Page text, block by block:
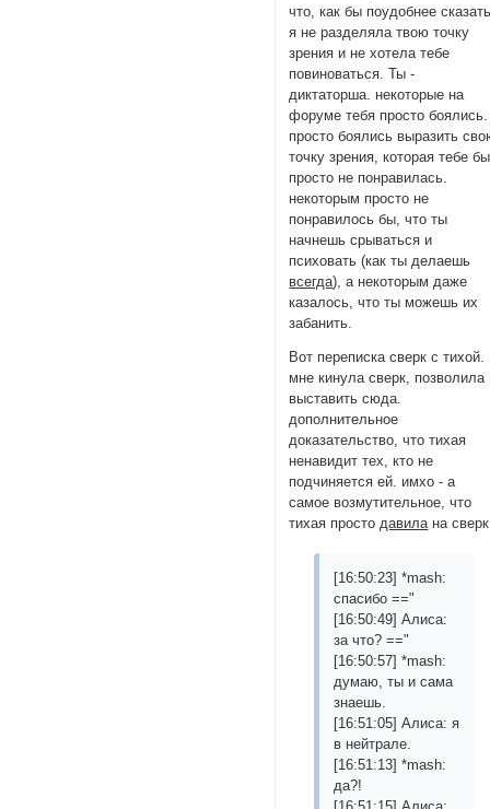
что, как бы поудобнее
я не разделяла твою точку
зрения и не хотела тебе
повиноваться. Ты -
диктаторша. некоторые на
форуме тебя просто боялись.
просто боялись выразить
точку зрения, которая тебе бы
просто не понравилась.
некоторым просто не
понравилось бы, что ты
начнешь срываться и
психовать (как ты делаешь
всегда), а некоторым даже
казалось, что ты можешь их
забанить.
Вот переписка сверк с тихой.
мне кинула сверк, позволила
выставить сюда.
дополнительное
доказательство, что тихая
ненавидит тех, кто не
подчиняется ей. имхо - а
самое возмутительное, что
тихая простодавилана
[16:50:23] *mash:
спасибо =="
[16:50:49] Алиса:
за что? =="
[16:50:57] *mash:
думаю, ты и сама
знаешь.
[16:51:05] Алиса: я
в нейтрале.
[16:51:13] *mash:
да?!